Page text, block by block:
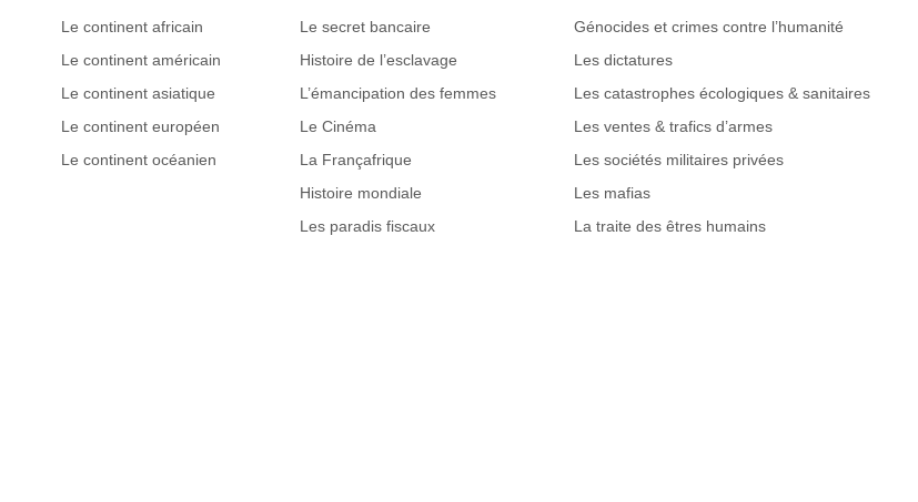
Le continent africain
Le continent américain
Le continent asiatique
Le continent européen
Le continent océanien
Le secret bancaire
Histoire de l’esclavage
L’émancipation des femmes
Le Cinéma
La Françafrique
Histoire mondiale
Les paradis fiscaux
Génocides et crimes contre l’humanité
Les dictatures
Les catastrophes écologiques & sanitaires
Les ventes & trafics d’armes
Les sociétés militaires privées
Les mafias
La traite des êtres humains